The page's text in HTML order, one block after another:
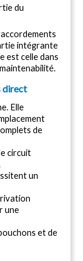
du
intégrante
est celle dans
direct
Elle
de
circuit
un
une
et de